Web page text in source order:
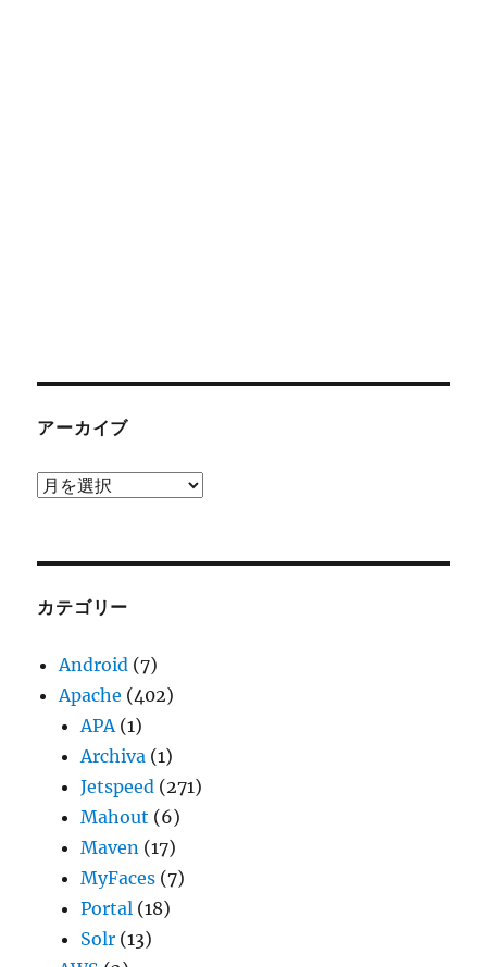
アーカイブ
ア
ブ
カテゴリー
Android (7)
Apache (402)
APA(1)
Archiva (1)
Jetspeed (271)
Mahout (6)
Maven (17)
MyFaces (7)
Portal (18)
Solr (13)